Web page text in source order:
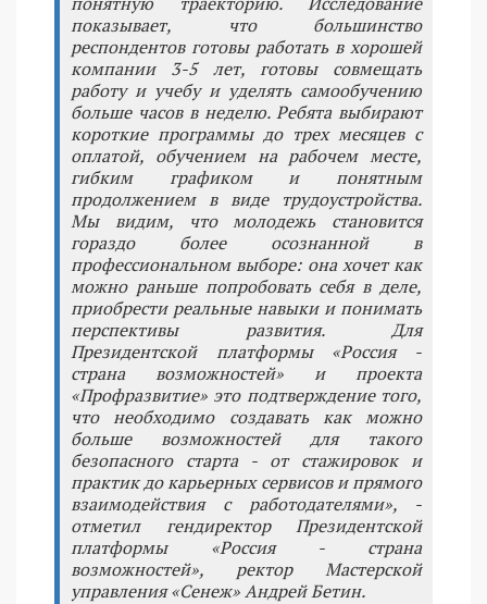
показывает, что большинство
респондентов готовы работать в хорошей
компании 3-5 лет, готовы совмещать
работу и учебу и уделять самообучению
больше часов в неделю. Ребята выбирают
короткие программы до трех месяцев с
оплатой, обучением на рабочем месте,
гибким графиком и понятным
продолжением в виде трудоустройства.
Мы видим, что молодежь становится
гораздо более осознанной в
профессиональном выборе: она хочет как
можно раньше попробовать себя в деле,
приобрести реальные навыки и понимать
перспективы развития. Для
Президентской платформы «Россия -
страна возможностей» и проекта
«Профразвитие» это подтверждение того,
что необходимо создавать как можно
больше возможностей для такого
безопасного старта - от стажировок и
практик до карьерных сервисов и прямого
взаимодействия с работодателями», -
отметил гендиректор Президентской
платформы «Россия - страна
возможностей», ректор Мастерской
управления «Сенеж» Андрей Бетин.